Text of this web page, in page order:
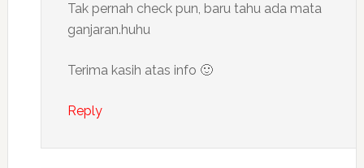
Tak pernah check pun, baru tahu ada mata
ganjaran.huhu
Terima kasih atas info 🙂
Reply